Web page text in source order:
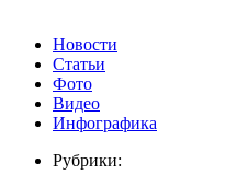
Новости
Статьи
Фото
Видео
Инфографика
Рубрики: